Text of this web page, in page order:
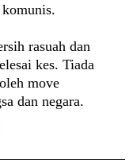
rasuah dan
kes. Tiada
move
dan negara.